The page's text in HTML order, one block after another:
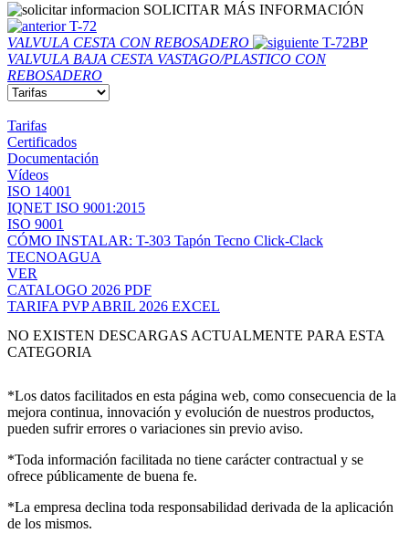
SOLICITAR MÁS INFORMACIÓN
T-72
VALVULA CESTA CON REBOSADERO
T-72BP
VALVULA BAJA CESTA VASTAGO/PLASTICO CON
REBOSADERO
Tarifas
Certificados
Documentación
Vídeos
ISO 14001
IQNET ISO 9001:2015
ISO 9001
CÓMO INSTALAR: T-303 Tapón Tecno Click-Clack
TECNOAGUA
VER
CATALOGO 2026 PDF
TARIFA PVP ABRIL 2026 EXCEL
NO EXISTEN DESCARGAS ACTUALMENTE PARA ESTA
CATEGORIA
*Los datos facilitados en esta página web, como consecuencia de la
mejora continua, innovación y evolución de nuestros productos,
pueden sufrir errores o variaciones sin previo aviso.
*Toda información facilitada no tiene carácter contractual y se
ofrece públicamente de buena fe.
*La empresa declina toda responsabilidad derivada de la aplicación
de los mismos.